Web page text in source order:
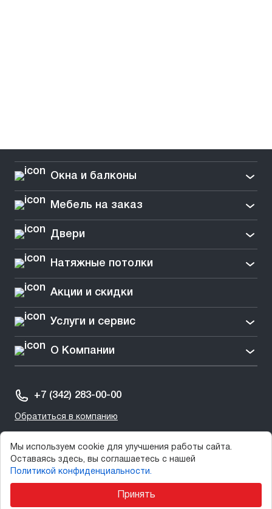
Окна и балконы
Мебель на заказ
Двери
Натяжные потолки
Акции и скидки
Услуги и сервис
О Компании
+7 (342) 283-00-00
Обратиться в компанию
Мы используем cookie для улучшения работы сайта.
Оставаясь здесь, вы соглашаетесь с нашей
Политикой конфиденциальности.
Принять